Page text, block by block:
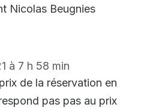
Nicolas Beugnies
à 7 h 58 min
de la réservation en
pas pas au prix